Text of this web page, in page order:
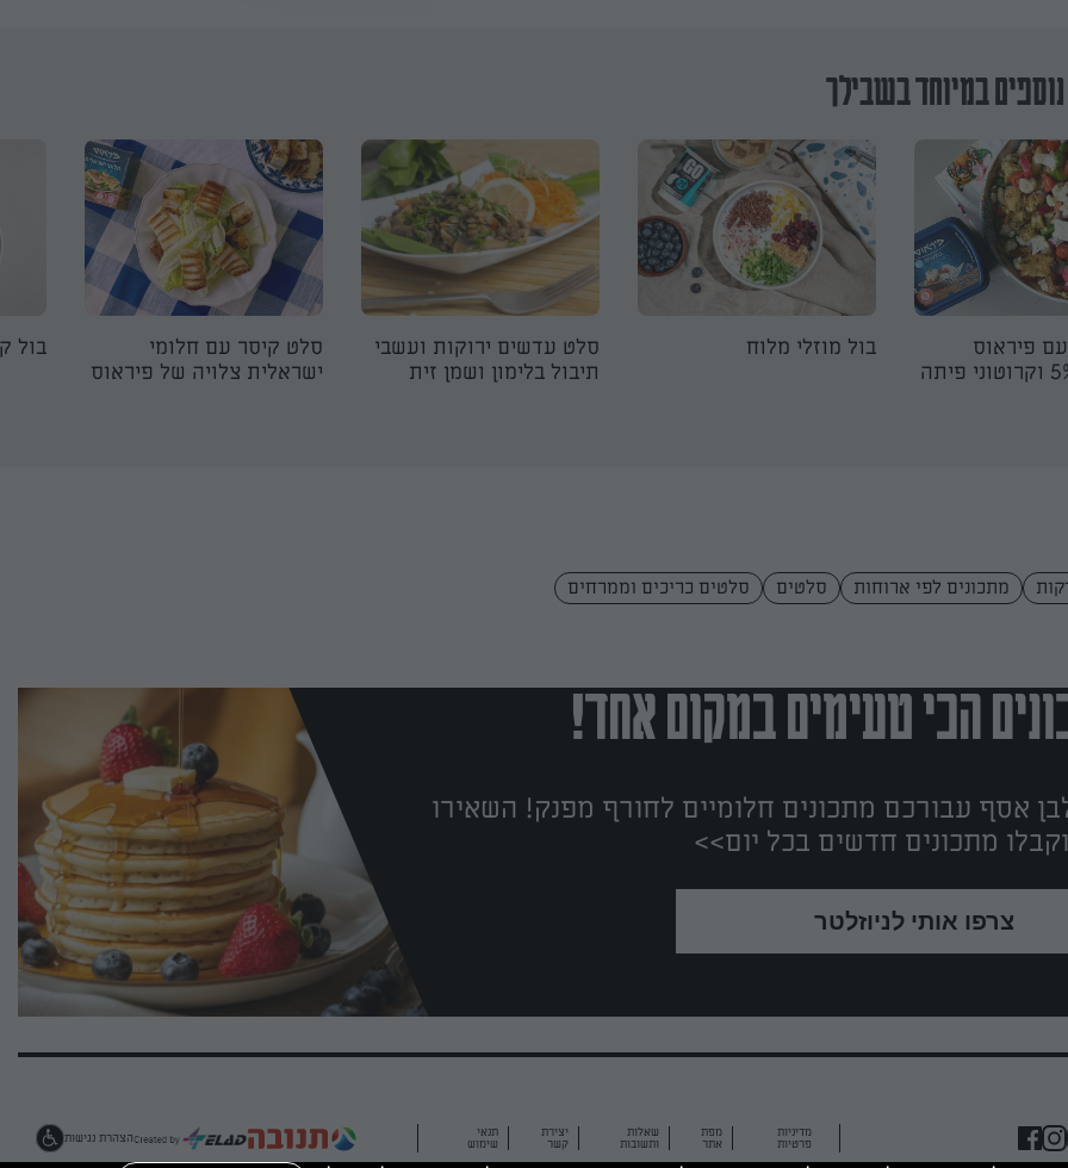
במיוחד בשבילך
פיראוס
בולגרית 5% וקרוטוני פיתה
בול מוזלי מלוח
סלט עדשים ירוקות ועשבי
תיבול בלימון ושמן זית
סלט קיסר עם חלומי
ישראלית צלויה של פיראוס
בול
מתכונים לפי ארוחות סלטים סלטים כריכים וממרחים
הכי טעימים במקום אחד!
אסף עבורכם מתכונים חלומיים לחורף מפנק! השאירו
מתכונים חדשים בכל יום>>
צרפו אותי לניוזלטר
מדיניות
פרטיות
מפת
אתר
שאלות
ותשובות
יצירת
קשר
תנאי
שימוש הצהרת נגישות